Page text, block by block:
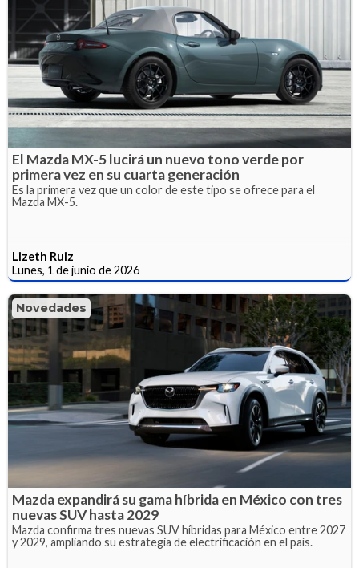
El Mazda MX-5 lucirá un nuevo tono verde por
primera vez en su cuarta generación
Es la primera vez que un color de este tipo se ofrece para el
Mazda MX-5.
Lizeth Ruiz
Lunes, 1 de junio de 2026
Novedades
Mazda expandirá su gama híbrida en México con tres
nuevas SUV hasta 2029
Mazda confirma tres nuevas SUV híbridas para México entre 2027
y 2029, ampliando su estrategia de electrificación en el país.